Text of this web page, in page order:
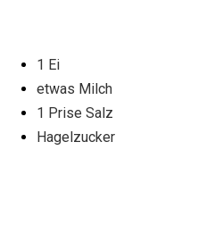
1 Ei
etwas Milch
1 Prise Salz
Hagelzucker